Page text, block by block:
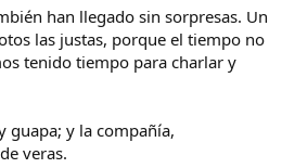
han llegado sin sorpresas. Un
las justas, porque el tiempo no
tenido tiempo para charlar y
guapa; y la compañía,
veras.